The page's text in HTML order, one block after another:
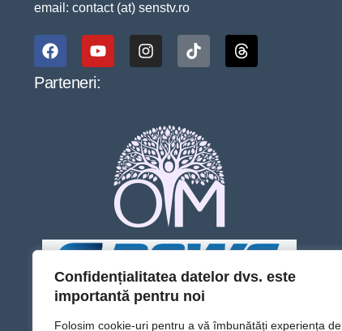
Confidențialitatea datelor dvs. este
importantă pentru noi
Folosim cookie-uri pentru a vă îmbunătăți experiența de
email: contact (at) senstv.ro
Parteneri: